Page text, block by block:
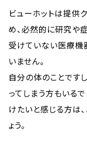
ビューホットは提供
め、必然的に研究や
受けていない医療機
いません。
自分の体のことです
ってしまう方もいる
けたいと感じる方は
ょう。